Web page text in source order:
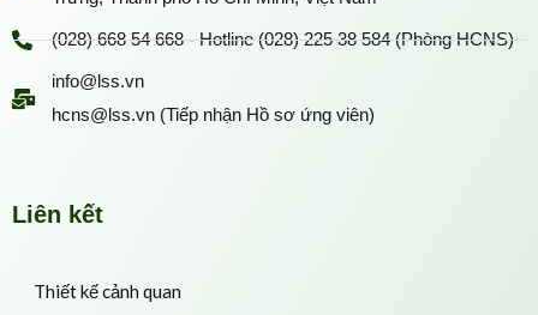
(028) 668 54 668 - Hotline (028) 225 38 584 (Phòng HCNS)
info@lss.vn
hcns@lss.vn (Tiếp nhận Hồ sơ ứng viên)
Liên kết
Thiết kế cảnh quan